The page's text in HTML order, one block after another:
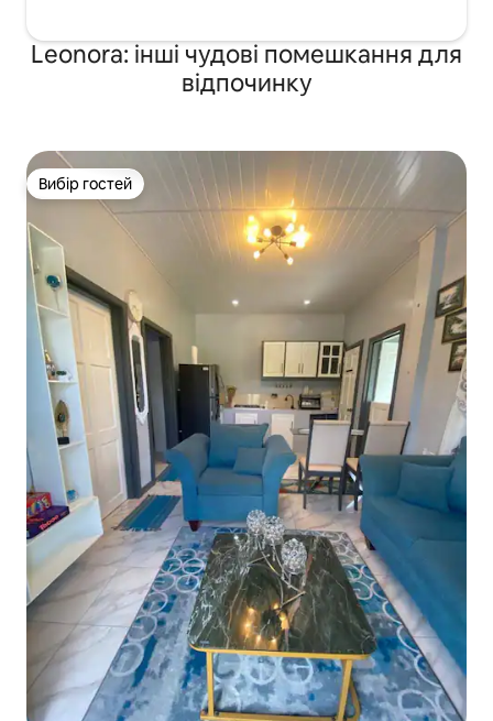
Leonora: інші чудові помешкання для
відпочинку
Вибір гостей
Вибір гостей